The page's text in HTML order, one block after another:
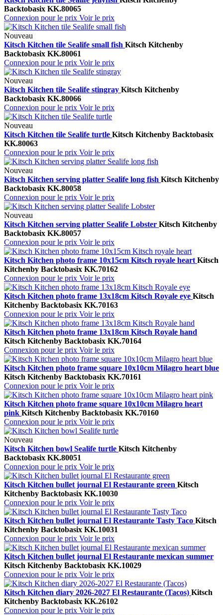
Backtobasix KK.80065
Connexion pour le prix Voir le prix
Nouveau
Kitsch Kitchen tile Sealife small fish Kitsch Kitchenby
Backtobasix KK.80061
Connexion pour le prix Voir le prix
Nouveau
Kitsch Kitchen tile Sealife stingray Kitsch Kitchenby
Backtobasix KK.80066
Connexion pour le prix Voir le prix
Nouveau
Kitsch Kitchen tile Sealife turtle Kitsch Kitchenby Backtobasix
KK.80063
Connexion pour le prix Voir le prix
Nouveau
Kitsch Kitchen serving platter Sealife long fish Kitsch Kitchenby
Backtobasix KK.80058
Connexion pour le prix Voir le prix
Nouveau
Kitsch Kitchen serving platter Sealife Lobster Kitsch Kitchenby
Backtobasix KK.80057
Connexion pour le prix Voir le prix
Kitsch Kitchen photo frame 10x15cm Kitsch royale heart Kitsch
Kitchenby Backtobasix KK.70162
Connexion pour le prix Voir le prix
Kitsch Kitchen photo frame 13x18cm Kitsch Royale eye Kitsch
Kitchenby Backtobasix KK.70163
Connexion pour le prix Voir le prix
Kitsch Kitchen photo frame 13x18cm Kitsch Royale hand
Kitsch Kitchenby Backtobasix KK.70164
Connexion pour le prix Voir le prix
Kitsch Kitchen photo frame square 10x10cm Milagro heart blue
Kitsch Kitchenby Backtobasix KK.70161
Connexion pour le prix Voir le prix
Kitsch Kitchen photo frame square 10x10cm Milagro heart
pink Kitsch Kitchenby Backtobasix KK.70160
Connexion pour le prix Voir le prix
Nouveau
Kitsch Kitchen bowl Sealife turtle Kitsch Kitchenby
Backtobasix KK.80051
Connexion pour le prix Voir le prix
Kitsch Kitchen bullet journal El Restaurante green Kitsch
Kitchenby Backtobasix KK.10030
Connexion pour le prix Voir le prix
Kitsch Kitchen bullet journal El Restaurante Tasty Taco Kitsch
Kitchenby Backtobasix KK.10031
Connexion pour le prix Voir le prix
Kitsch Kitchen bullet journal El Restaurante mexican summer
Kitsch Kitchenby Backtobasix KK.10029
Connexion pour le prix Voir le prix
Kitsch Kitchen diary 2026-2027 El Restaurante (Tacos) Kitsch
Kitchenby Backtobasix KK.26102
Connexion pour le prix Voir le prix